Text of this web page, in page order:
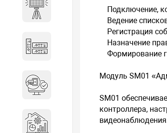
Осветительные установки
Промышленное оборудование
Система контроля управления
Системы мониторинга и
аналитики эксплуатации
Подключение,
Ведение
Регистрация
Назначение
Формирование
Модуль SM01
SM01
контроллера,